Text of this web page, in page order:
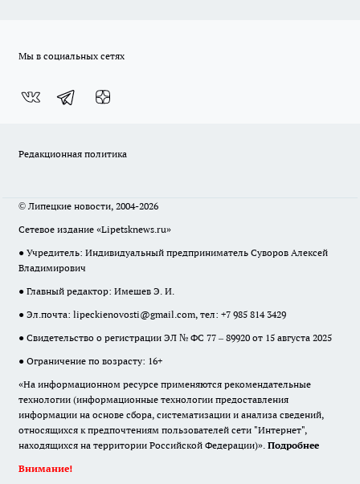
Мы в социальных сетях
Редакционная политика
© Липецкие новости, 2004-2026
Сетевое издание «Lipetsknews.ru»
● Учредитель: Индивидуальный предприниматель Суворов Алексей
Владимирович
● Главный редактор: Имешев Э. И.
● Эл.почта: lipeckienovosti@gmail.com, тел: +7 985 814 3429
● Свидетельство о регистрации ЭЛ № ФС 77 – 89920 от 15 августа 2025
● Ограничение по возрасту: 16+
«На информационном ресурсе применяются рекомендательные
технологии (информационные технологии предоставления
информации на основе сбора, систематизации и анализа сведений,
относящихся к предпочтениям пользователей сети "Интернет",
находящихся на территории Российской Федерации)». Подробнее
Внимание!